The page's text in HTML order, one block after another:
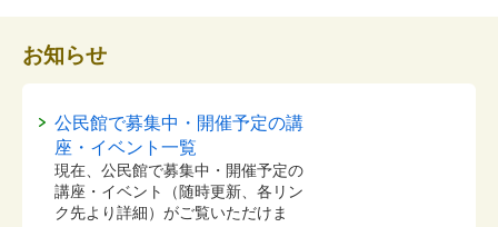
お知らせ
公民館で募集中・開催予定の講
座・イベント一覧
現在、公民館で募集中・開催予定の
講座・イベント（随時更新、各リン
ク先より詳細）がご覧いただけま